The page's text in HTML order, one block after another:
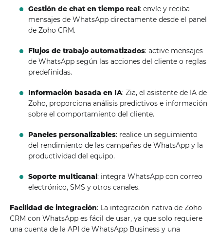
Gestión de chat en tiempo real: envíe y reciba
mensajes de WhatsApp directamente desde el panel
de Zoho CRM.
Flujos de trabajo automatizados: active mensajes
de WhatsApp según las acciones del cliente o reglas
predefinidas.
Información basada en IA: Zia, el asistente de IA de
Zoho, proporciona análisis predictivos e información
sobre el comportamiento del cliente.
Paneles personalizables: realice un seguimiento
del rendimiento de las campañas de WhatsApp y la
productividad del equipo.
Soporte multicanal: integra WhatsApp con correo
electrónico, SMS y otros canales.
Facilidad de integración: La integración nativa de Zoho
CRM con WhatsApp es fácil de usar, ya que solo requiere
una cuenta de la API de WhatsApp Business y una